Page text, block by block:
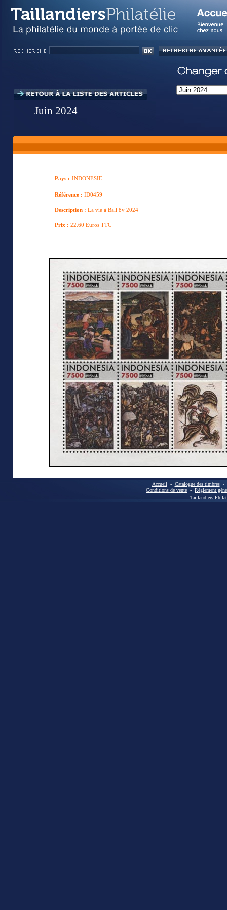
Juin 2024
Pays : INDONESIE
Référence : ID0459
Description : La vie à Bali 8v 2024
Prix : 22.60 Euros TTC
Accueil - Catalogue des timbres-
Conditions de vente - Réglement
Taillandiers